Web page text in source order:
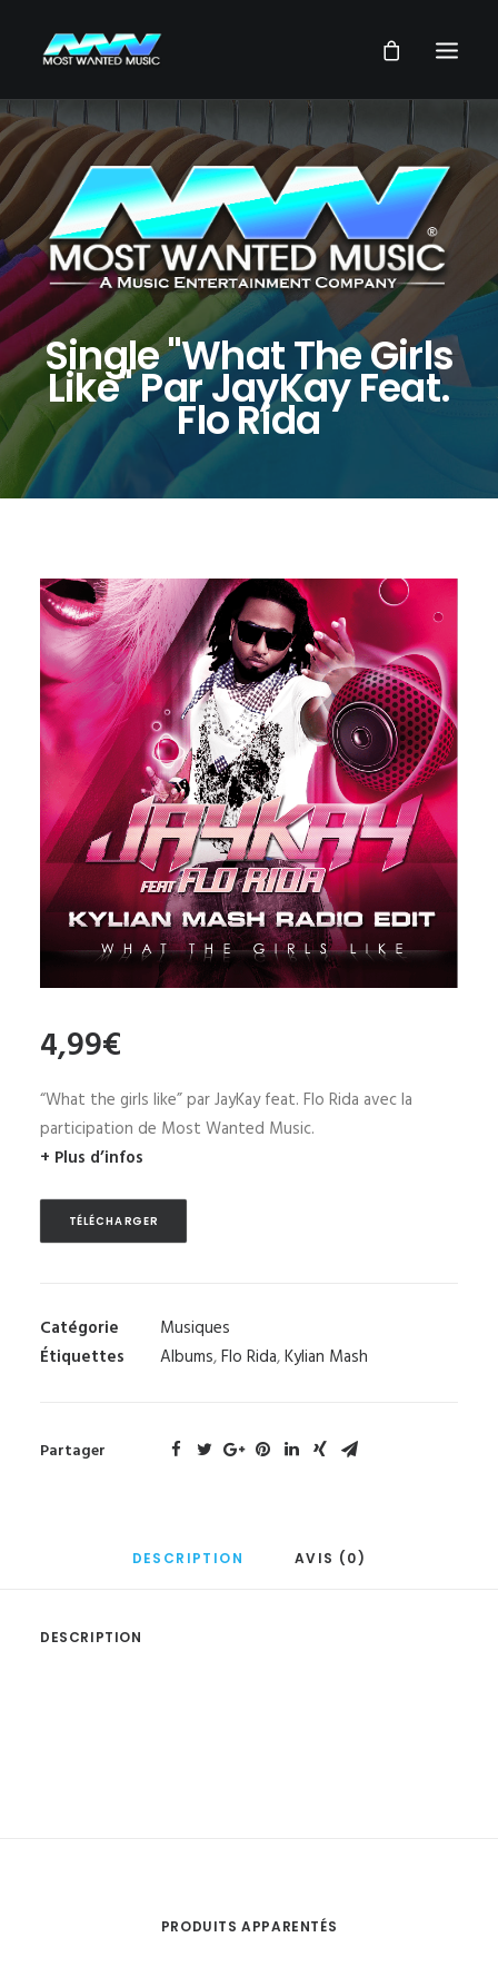
NEWS
ARTISTES
MUSIQUES
VIDEOS
SERVICES
STORE
NOTRE GROUPE
RECHERCHE
Single "What The Girls
Like" Par JayKay Feat.
Flo Rida
4,99€
“What the girls like” par JayKay feat. Flo Rida avec la
participation de Most Wanted Music.
+ Plus d’infos
TÉLÉCHARGER
Catégorie
Musiques
Étiquettes
Albums,Flo Rida,Kylian Mash
Partager
DESCRIPTION AVIS (0)
DESCRIPTION
PRODUITS APPARENTÉS